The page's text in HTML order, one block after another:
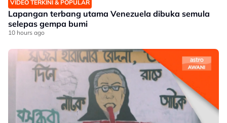
VIDEO TERKINI & POPULAR
Lapangan terbang utama Venezuela dibuka semula
selepas gempa bumi
10 hours ago